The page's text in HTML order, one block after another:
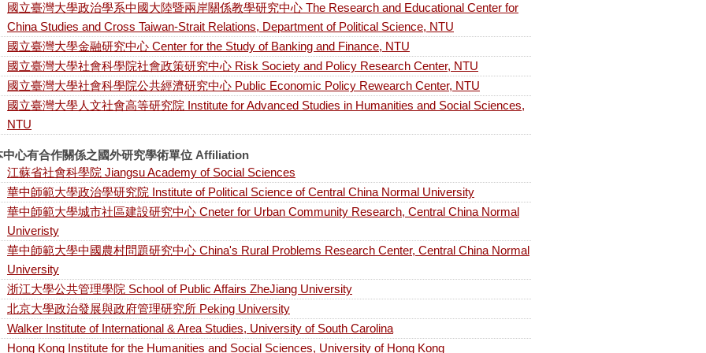
國立臺灣大學政治學系中國大陸暨兩岸關係教學研究中心 The Research and Educational Center for
China Studies and Cross Taiwan-Strait Relations, Department of Political Science, NTU
國立臺灣大學金融研究中心 Center for the Study of Banking and Finance, NTU
國立臺灣大學社會科學院社會政策研究中心 Risk Society and Policy Research Center, NTU
國立臺灣大學社會科學院公共經濟研究中心 Public Economic Policy Rewearch Center, NTU
國立臺灣大學人文社會高等研究院 Institute for Advanced Studies in Humanities and Social Sciences,
NTU
中心有合作關係之國外研究學術單位 Affiliation
江蘇省社會科學院 Jiangsu Academy of Social Sciences
華中師範大學政治學研究院 Institute of Political Science of Central China Normal University
華中師範大學城市社區建設研究中心 Cneter for Urban Community Research, Central China Normal
Univeristy
華中師範大學中國農村問題研究中心 China's Rural Problems Research Center, Central China Normal
University
浙江大學公共管理學院 School of Public Affairs ZheJiang University
北京大學政治發展與政府管理研究所 Peking University
Walker Institute of International & Area Studies, University of South Carolina
Hong Kong Institute for the Humanities and Social Sciences, University of Hong Kong